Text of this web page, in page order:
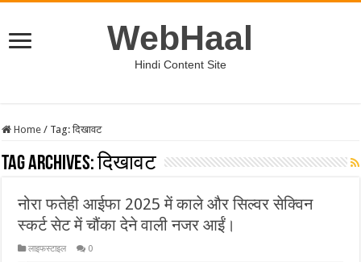
WebHaal
Hindi Content Site
Home / Tag:दिखावट
Tag Archives:दिखावट
नोरा फतेही आईफा 2025 में काले और सिल्वर सेक्विन
स्कर्ट सेट में चौंका देने वाली नजर आईं।
लाइफस्टाइल 0